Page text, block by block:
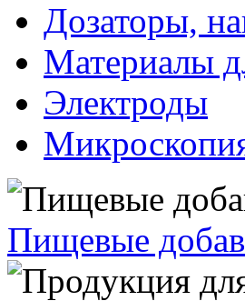
Дозаторы,
Материалы
Электроды
Пищевые